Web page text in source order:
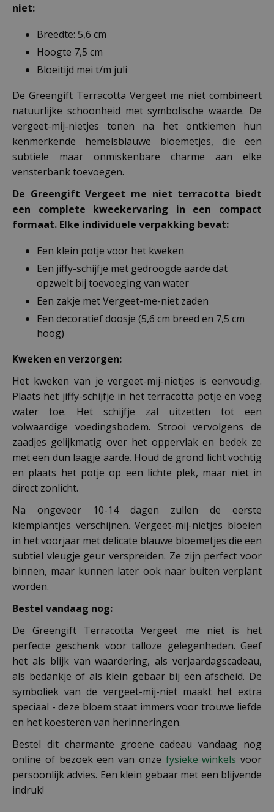
niet:
Breedte: 5,6 cm
Hoogte 7,5 cm
Bloeitijd mei t/m juli
De Greengift Terracotta Vergeet me niet combineert
natuurlijke schoonheid met symbolische waarde. De
vergeet-mij-nietjes tonen na het ontkiemen hun
kenmerkende hemelsblauwe bloemetjes, die een
subtiele maar onmiskenbare charme aan elke
vensterbank toevoegen.
De Greengift Vergeet me niet terracotta biedt
een complete kweekervaring in een compact
formaat. Elke individuele verpakking bevat:
Een klein potje voor het kweken
Een jiffy-schijfje met gedroogde aarde dat
opzwelt bij toevoeging van water
Een zakje met Vergeet-me-niet zaden
Een decoratief doosje (5,6 cm breed en 7,5 cm
hoog)
Kweken en verzorgen:
Het kweken van je vergeet-mij-nietjes is eenvoudig.
Plaats het jiffy-schijfje in het terracotta potje en voeg
water toe. Het schijfje zal uitzetten tot een
volwaardige voedingsbodem. Strooi vervolgens de
zaadjes gelijkmatig over het oppervlak en bedek ze
met een dun laagje aarde. Houd de grond licht vochtig
en plaats het potje op een lichte plek, maar niet in
direct zonlicht.
Na ongeveer 10-14 dagen zullen de eerste
kiemplantjes verschijnen. Vergeet-mij-nietjes bloeien
in het voorjaar met delicate blauwe bloemetjes die een
subtiel vleugje geur verspreiden. Ze zijn perfect voor
binnen, maar kunnen later ook naar buiten verplant
worden.
Bestel vandaag nog:
De Greengift Terracotta Vergeet me niet is het
perfecte geschenk voor talloze gelegenheden. Geef
het als blijk van waardering, als verjaardagscadeau,
als bedankje of als klein gebaar bij een afscheid. De
symboliek van de vergeet-mij-niet maakt het extra
speciaal - deze bloem staat immers voor trouwe liefde
en het koesteren van herinneringen.
Bestel dit charmante groene cadeau vandaag nog
online of bezoek een van onze fysieke winkels voor
persoonlijk advies. Een klein gebaar met een blijvende
indruk!